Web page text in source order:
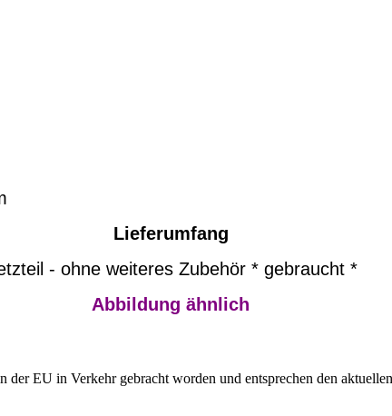
Lieferumfang
- ohne weiteres Zubehör * gebraucht *
Abbildung ähnlich
EU in Verkehr gebracht worden und entsprechen den